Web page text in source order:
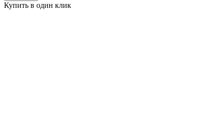
Купить в один клик